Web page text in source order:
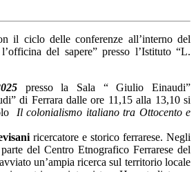
il ciclo delle conferenze all’interno del
del sapere” presso l’Istituto “L.
presso la Sala “ Giulio Einaudi”
di Ferrara dalle ore 11,15 alla 13,10 si
Il colonialismo italiano tra Ottocento e
ricercatore e storico ferrarese. Negli
del Centro Etnografico Ferrarese del
un’ampia ricerca sul territorio locale